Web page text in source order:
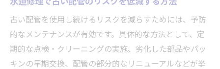
古い配管を使用し続けるリスクを減らすためには、予防
的なメンテナンスが有効です。具体的な方法として、定
期的な点検・クリーニングの実施、劣化した部品やパッ
キンの早期交換、配管の部分的なリニューアルなどが挙